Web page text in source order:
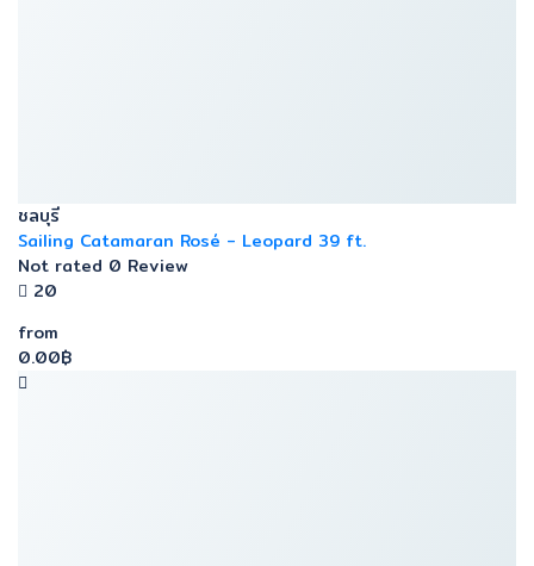
ชลบุรี
Sailing Catamaran Rosé - Leopard 39 ft.
Not rated 0 Review
20
from
0.00฿